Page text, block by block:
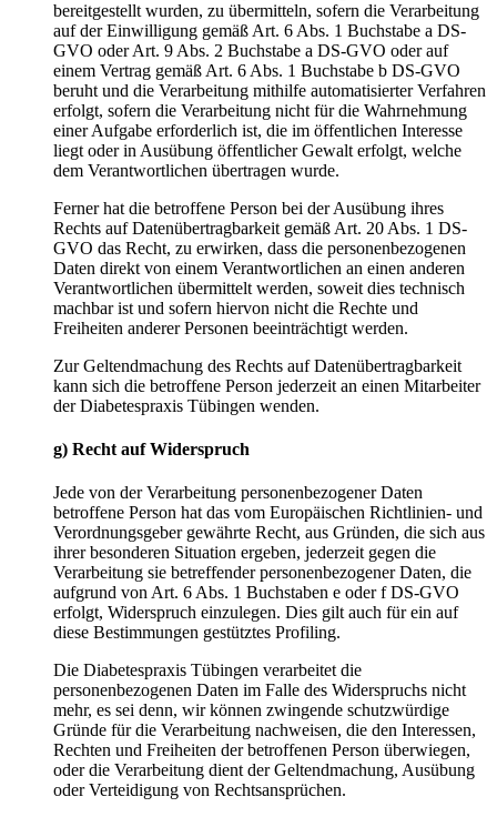
bereitgestellt wurden, zu übermitteln, sofern die Verarbeitung
auf der Einwilligung gemäß Art. 6 Abs. 1 Buchstabe a DS-
GVO oder Art. 9 Abs. 2 Buchstabe a DS-GVO oder auf
einem Vertrag gemäß Art. 6 Abs. 1 Buchstabe b DS-GVO
beruht und die Verarbeitung mithilfe automatisierter Verfahren
erfolgt, sofern die Verarbeitung nicht für die Wahrnehmung
einer Aufgabe erforderlich ist, die im öffentlichen Interesse
liegt oder in Ausübung öffentlicher Gewalt erfolgt, welche
dem Verantwortlichen übertragen wurde.
Ferner hat die betroffene Person bei der Ausübung ihres
Rechts auf Datenübertragbarkeit gemäß Art. 20 Abs. 1 DS-
GVO das Recht, zu erwirken, dass die personenbezogenen
Daten direkt von einem Verantwortlichen an einen anderen
Verantwortlichen übermittelt werden, soweit dies technisch
machbar ist und sofern hiervon nicht die Rechte und
Freiheiten anderer Personen beeinträchtigt werden.
Zur Geltendmachung des Rechts auf Datenübertragbarkeit
kann sich die betroffene Person jederzeit an einen Mitarbeiter
der Diabetespraxis Tübingen wenden.
g) Recht auf Widerspruch
Jede von der Verarbeitung personenbezogener Daten
betroffene Person hat das vom Europäischen Richtlinien- und
Verordnungsgeber gewährte Recht, aus Gründen, die sich aus
ihrer besonderen Situation ergeben, jederzeit gegen die
Verarbeitung sie betreffender personenbezogener Daten, die
aufgrund von Art. 6 Abs. 1 Buchstaben e oder f DS-GVO
erfolgt, Widerspruch einzulegen. Dies gilt auch für ein auf
diese Bestimmungen gestütztes Profiling.
Die Diabetespraxis Tübingen verarbeitet die
personenbezogenen Daten im Falle des Widerspruchs nicht
mehr, es sei denn, wir können zwingende schutzwürdige
Gründe für die Verarbeitung nachweisen, die den Interessen,
Rechten und Freiheiten der betroffenen Person überwiegen,
oder die Verarbeitung dient der Geltendmachung, Ausübung
oder Verteidigung von Rechtsansprüchen.